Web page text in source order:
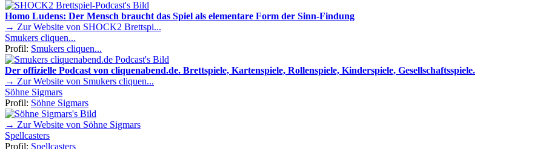
Homo Ludens: Der Mensch braucht das Spiel als elementare Form der Sinn-Findung
→ Zur Website von SHOCK2 Brettspi...
Smukers cliquen...
Profil: Smukers cliquen...
Der offizielle Podcast von cliquenabend.de. Brettspiele, Kartenspiele, Rollenspiele, Kinderspiele, Gesellschaftsspiele.
→ Zur Website von Smukers cliquen...
Söhne Sigmars
Profil: Söhne Sigmars
→ Zur Website von Söhne Sigmars
Spellcasters
Profil: Spellcasters